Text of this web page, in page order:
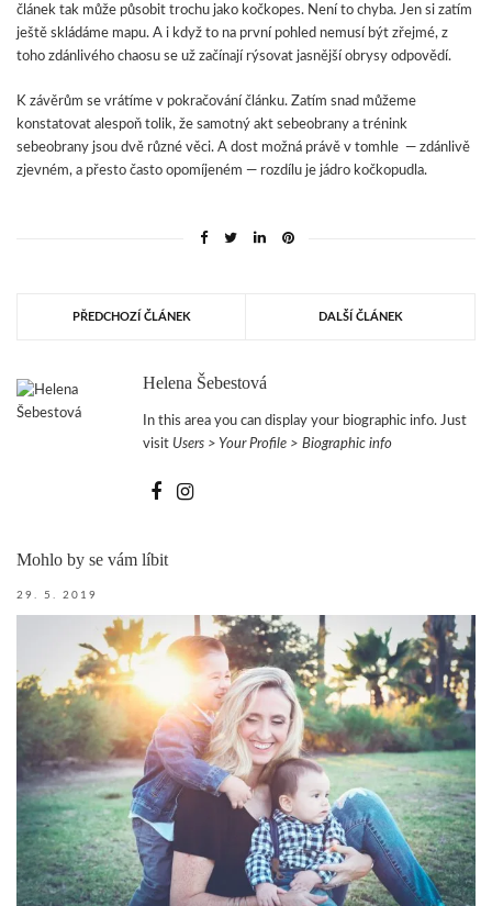
článek tak může působit trochu jako kočkopes. Není to chyba. Jen si zatím
ještě skládáme mapu. A i když to na první pohled nemusí být zřejmé, z
toho zdánlivého chaosu se už začínají rýsovat jasnější obrysy odpovědí.
K závěrům se vrátíme v pokračování článku. Zatím snad můžeme
konstatovat alespoň tolik, že samotný akt sebeobrany a trénink
sebeobrany jsou dvě různé věci. A dost možná právě v tomhle — zdánlivě
zjevném, a přesto často opomíjeném — rozdílu je jádro kočkopudla.
PŘEDCHOZÍ ČLÁNEK DALŠÍ ČLÁNEK
Helena Šebestová
In this area you can display your biographic info. Just
visit Users > Your Profile > Biographic info
Mohlo by se vám líbit
29. 5. 2019